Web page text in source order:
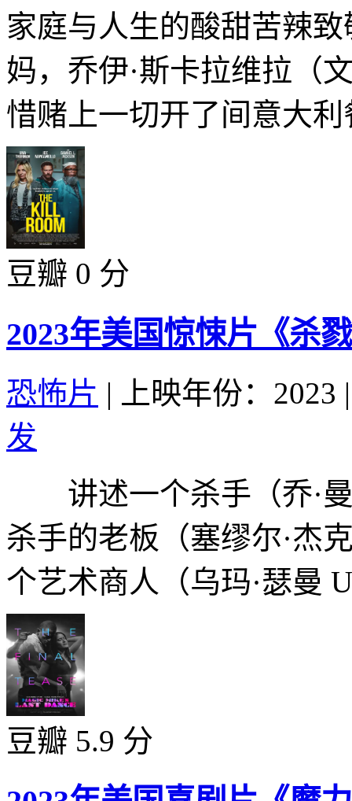
家庭与人生的酸甜苦
妈，乔伊·斯卡拉维拉（
惜赌上一切开了间意大
豆瓣 0 分
2023年美国惊悚片《杀
恐怖片 | 上映年份：2023 |
发
讲述一个杀手（乔·曼
杀手的老板（塞缪尔·杰
个艺术商人（乌玛·瑟曼
豆瓣 5.9 分